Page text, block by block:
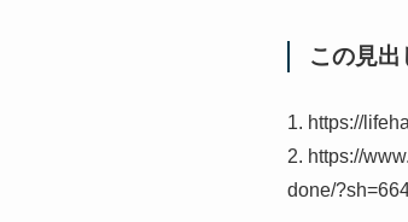
この見
1. https://
2. https://
done/